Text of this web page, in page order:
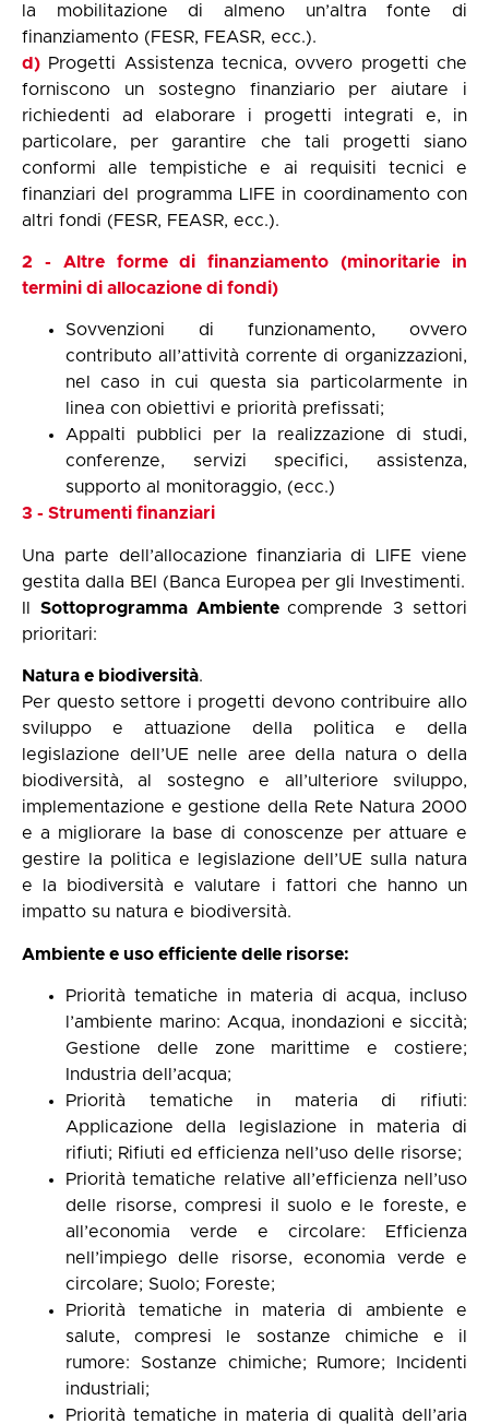
la mobilitazione di almeno un’altra fonte di
finanziamento (FESR, FEASR, ecc.).
d) Progetti Assistenza tecnica, ovvero progetti che
forniscono un sostegno finanziario per aiutare i
richiedenti ad elaborare i progetti integrati e, in
particolare, per garantire che tali progetti siano
conformi alle tempistiche e ai requisiti tecnici e
finanziari del programma LIFE in coordinamento con
altri fondi (FESR, FEASR, ecc.).
2 - Altre forme di finanziamento (minoritarie in
termini di allocazione di fondi)
Sovvenzioni di funzionamento, ovvero
contributo all’attività corrente di organizzazioni,
nel caso in cui questa sia particolarmente in
linea con obiettivi e priorità prefissati;
Appalti pubblici per la realizzazione di studi,
conferenze, servizi specifici, assistenza,
supporto al monitoraggio, (ecc.)
3 - Strumenti finanziari
Una parte dell’allocazione finanziaria di LIFE viene
gestita dalla BEI (Banca Europea per gli Investimenti.
Sottoprogramma Ambientecomprende 3 settori
prioritari:
Natura e biodiversità.
Per questo settore i progetti devono contribuire allo
sviluppo e attuazione della politica e della
legislazione dell’UE nelle aree della natura o della
biodiversità, al sostegno e all’ulteriore sviluppo,
implementazione e gestione della Rete Natura 2000
e a migliorare la base di conoscenze per attuare e
gestire la politica e legislazione dell’UE sulla natura
e la biodiversità e valutare i fattori che hanno un
impatto su natura e biodiversità.
Ambiente e uso efficiente delle risorse:
Priorità tematiche in materia di acqua, incluso
l’ambiente marino: Acqua, inondazioni e siccità;
Gestione delle zone marittime e costiere;
Industria dell’acqua;
Priorità tematiche in materia di rifiuti:
Applicazione della legislazione in materia di
rifiuti; Rifiuti ed efficienza nell’uso delle risorse;
Priorità tematiche relative all’efficienza nell’uso
delle risorse, compresi il suolo e le foreste, e
all’economia verde e circolare: Efficienza
nell’impiego delle risorse, economia verde e
circolare; Suolo; Foreste;
Priorità tematiche in materia di ambiente e
salute, compresi le sostanze chimiche e il
rumore: Sostanze chimiche; Rumore; Incidenti
industriali;
Priorità tematiche in materia di qualità dell’aria